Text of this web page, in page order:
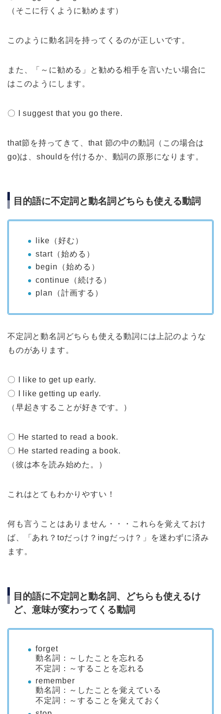
（そこに行くように勧めます）
このように動名詞を持ってくるのが正しいです。
また、「～に勧める」と勧める相手を言いたい場合に
はこのようにします。
〇 I suggest that you go there.
that節を持ってきて、that 節の中の動詞（この場合は
go)は、shouldを付けるか、動詞の原形になります。
目的語に不定詞と動名詞どちらも使える動詞
like（好む）
start（始める）
begin（始める）
continue（続ける）
plan（計画する）
不定詞と動名詞どちらも使える動詞には上記のような
ものがあります。
〇 I like to get up early.
〇 I like getting up early.
（早起きすることが好きです。）
〇 He started to read a book.
〇 He started reading a book.
（彼は本を読み始めた。）
これはとてもわかりやすい！
何も言うことはありません・・・これらを覚えておけ
ば、「あれ？toだっけ？ingだっけ？」を迷わずに済み
ます。
目的語に不定詞と動名詞、どちらも使えるけ
ど、意味が変わってくる動詞
forget
動名詞：～したことを忘れる
不定詞：～することを忘れる
remember
動名詞：～したことを覚えている
不定詞：～することを覚えておく